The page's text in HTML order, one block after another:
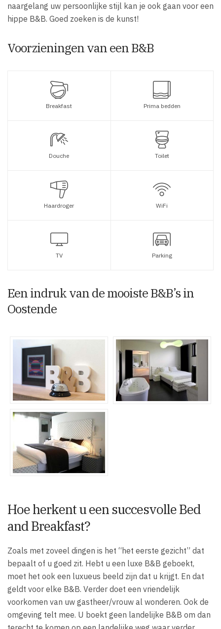
naargelang uw persoonlijke stijl kan je ook gaan voor een
hippe B&B. Goed zoeken is de kunst!
Voorzieningen van een B&B
Breakfast Prima bedden
Douche Toilet
Haardroger WiFi
TV Parking
Een indruk van de mooiste B&B’s in
Oostende
Hoe herkent u een succesvolle Bed
and Breakfast?
Zoals met zoveel dingen is het “het eerste gezicht” dat
bepaalt of u goed zit. Hebt u een luxe B&B geboekt,
moet het ook een luxueus beeld zijn dat u krijgt. En dat
geldt voor elke B&B. Verder doet een vriendelijk
voorkomen van uw gastheer/vrouw al wonderen. Ook de
omgeving telt mee. U boekt geen landelijke B&B om dan